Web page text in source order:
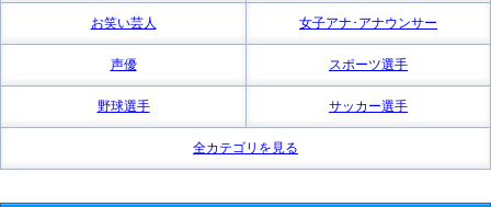
お笑い芸人 女子アナ･アナウンサー
声優 スポーツ選手
野球選手 サッカー選手
全カテゴリを見る